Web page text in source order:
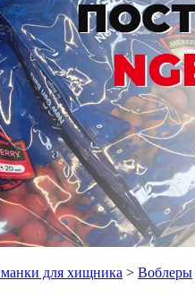
для хищника > Воблеры